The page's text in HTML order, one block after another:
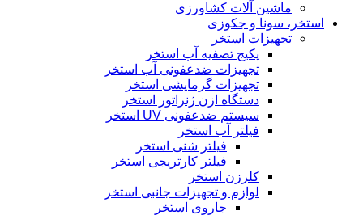
ماشین آلات کشاورزی
استخر، سونا و جکوزی
تجهیزات استخر
پکیج تصفیه آب استخر
تجهیزات ضدعفونی آب استخر
تجهیزات گرمایشی استخر
دستگاه ازن ژنراتور استخر
سیستم ضدعفونی UV استخر
فیلتر آب استخر
فیلتر شنی استخر
فیلتر کارتریجی استخر
کلرزن استخر
لوازم و تجهیزات جانبی استخر
جاروی استخر